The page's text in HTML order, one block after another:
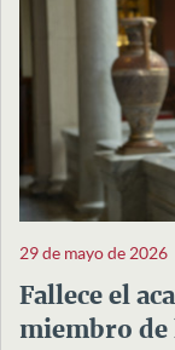
29 de mayo de 2026
Fallece el
miembro de